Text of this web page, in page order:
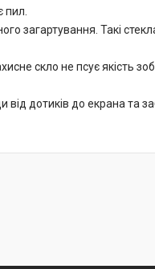
пил.
загартування. Такі
скло не псує якість
дотиків до екрана та